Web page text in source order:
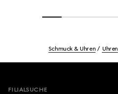
Schmuck & Uhren Uhren
FILIALSUCHE